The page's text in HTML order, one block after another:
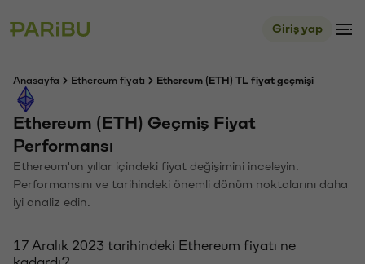
Giriş yap
Anasayfa Ethereum fiyatı Ethereum (ETH) TL fiyat geçmişi
Ethereum (ETH) Geçmiş Fiyat
Performansı
Ethereum'un yıllar içindeki fiyat değişimini inceleyin.
Performansını ve tarihindeki önemli dönüm noktalarını daha
iyi analiz edin.
17 Aralık 2023 tarihindeki Ethereum fiyatı ne